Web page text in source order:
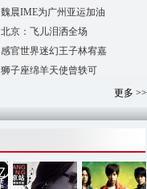
魏晨IME为广州亚运加油
北京：飞儿泪洒全场
感官世界迷幻王子林宥嘉
狮子座绵羊天使曾轶可
更多 >>